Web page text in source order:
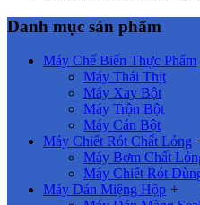
Danh mục sản phẩm
Máy Chế Biến Thực Phẩm
Máy Thái Thịt
Máy Xay Bột
Máy Trộn Bột
Máy Cán Bột
Máy Chiết Rót Chất Lỏng
Máy Bơm Chất
Máy Chiết Rót
Máy Dán Miệng Hộp +